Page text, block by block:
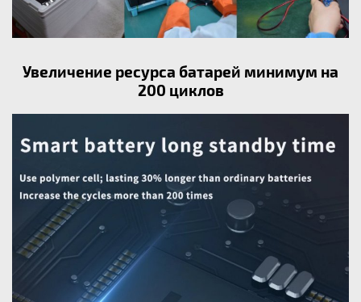
Увеличение ресурса батарей минимум на
200 циклов